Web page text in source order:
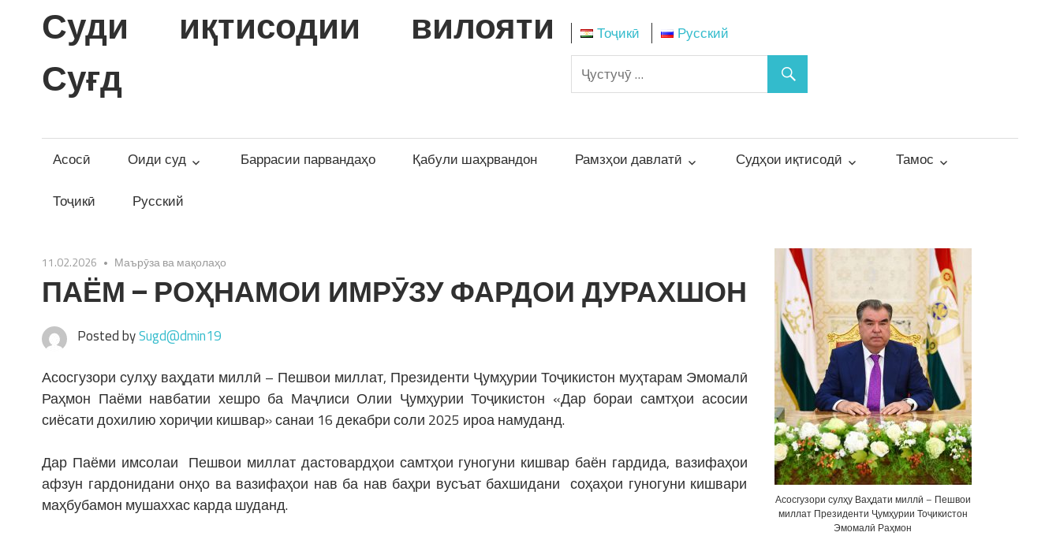
to
content
Суди иқтисодии вилояти
Суғд
Тоҷикӣ Русский
Асосӣ Оиди суд Баррасии парвандаҳо Қабули шаҳрвандон Рамзҳои давлатӣ Судҳои иқтисодӣ Тамос
Тоҷикӣ Русский
11.02.2026 Маърӯза ва мақолаҳо
ПАЁМ – РОҲНАМОИ ИМРӮЗУ ФАРДОИ ДУРАХШОН
Posted bySugd@dmin19
Асосгузори сулҳу ваҳдати миллӣ – Пешвои миллат, Президенти Ҷумҳурии Тоҷикистон муҳтарам Эмомалӣ
Раҳмон Паёми навбатии хешро ба Маҷлиси Олии Ҷумҳурии Тоҷикистон «Дар бораи самтҳои асосии
сиёсати дохилию хориҷии кишвар» санаи 16 декабри соли 2025 ироа намуданд.
Дар Паёми имсолаи Пешвои миллат дастовардҳои самтҳои гуногуни кишвар баён гардида, вазифаҳои
афзун гардонидани онҳо ва вазифаҳои нав ба нав баҳри вусъат бахшидани соҳаҳои гуногуни кишвари
маҳбубамон мушаххас карда шуданд.
Асосгузори сулҳу Ваҳдати миллӣ – Пешвои
миллат Президенти Ҷумҳурии Тоҷикистон
Эмомалӣ Раҳмон